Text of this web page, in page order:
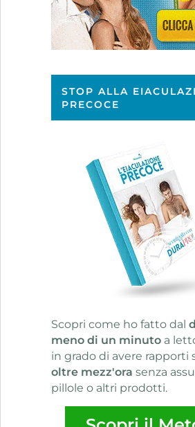
STOP ALLA
PRECOCE
Scopri come ho fatto dal
meno di un minutoa
in grado di avere rapporti
oltre mezz'ora senza
pillole o altri prodotti.